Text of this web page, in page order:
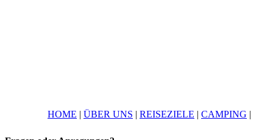
HOME | ÜBER UNS | REISEZIELE | CAMPING |